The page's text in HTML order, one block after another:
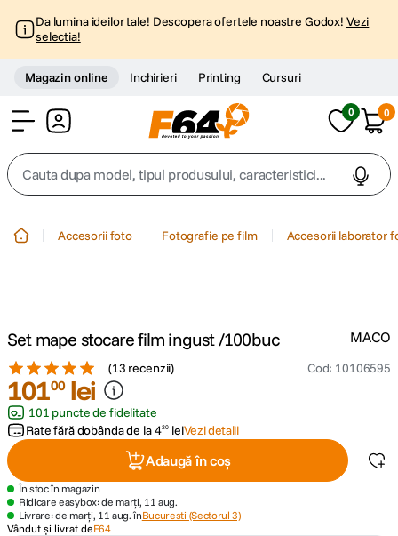
Da lumina ideilor tale! Descopera ofertele noastre Godox! Vezi
selectia!
Magazin online Inchirieri Printing Cursuri
0 0
Cauta dupa model, tipul produsului, caracteristici...
trepied telefon
4. peak design
5. canon sx740 hs
6. lavaliera
7. card memorie
Accesorii foto Fotografie pe film Accesorii laborator
Set mape stocare film ingust /100buc
(13 recenzii) Cod: 10106595
MACO
10100 lei
101 puncte de fidelitate
Rate fără dobânda de la420 leiVezi detalii
Adaugă în coș
În stoc în magazin
Ridicare easybox: de marți, 11 aug.
Livrare: de marți, 11 aug. înBucuresti (Sectorul 3)
Vândut și livrat deF64